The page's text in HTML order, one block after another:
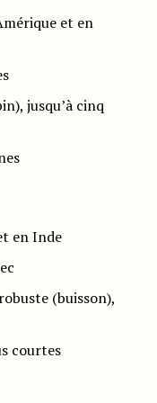
et en
jusqu’à cinq
en Inde
(buisson),
courtes